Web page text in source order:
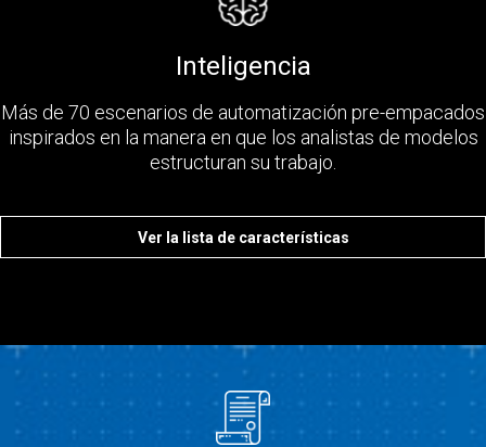
Inteligencia
Más de 70 escenarios de automatización pre-empacados
inspirados en la manera en que los analistas de modelos
estructuran su trabajo.
Ver la lista de características